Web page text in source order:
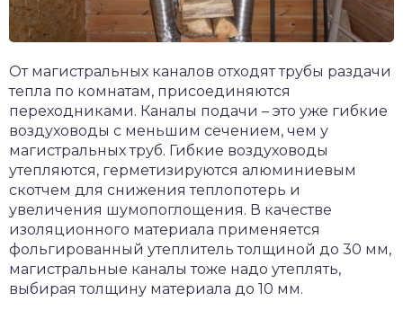
От магистральных каналов отходят трубы раздачи
тепла по комнатам, присоединяются
переходниками. Каналы подачи – это уже гибкие
воздуховоды с меньшим сечением, чем у
магистральных труб. Гибкие воздуховоды
утепляются, герметизируются алюминиевым
скотчем для снижения теплопотерь и
увеличения шумопоглощения. В качестве
изоляционного материала применяется
фольгированный утеплитель толщиной до 30 мм,
магистральные каналы тоже надо утеплять,
выбирая толщину материала до 10 мм.